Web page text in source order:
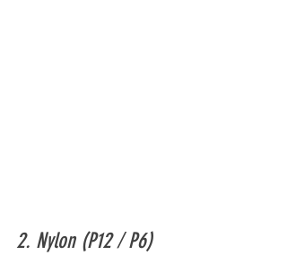
2. Nylon (P12 / P6)